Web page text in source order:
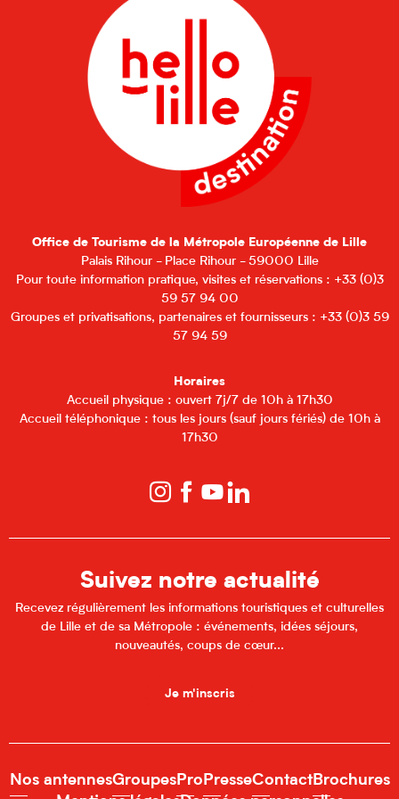
Office de Tourisme de la Métropole Européenne de Lille
Palais Rihour - Place Rihour - 59000 Lille
Pour toute information pratique, visites et réservations : +33 (0)3
59 57 94 00
Groupes et privatisations, partenaires et fournisseurs : +33 (0)3 59
57 94 59
Horaires
Accueil physique : ouvert 7j/7 de 10h à 17h30
Accueil téléphonique : tous les jours (sauf jours fériés) de 10h à
17h30
Suivez notre actualité
Recevez régulièrement les informations touristiques et culturelles
de Lille et de sa Métropole : événements, idées séjours,
nouveautés, coups de cœur...
Je m'inscris
Nos antennesGroupesPro PresseContactBrochures